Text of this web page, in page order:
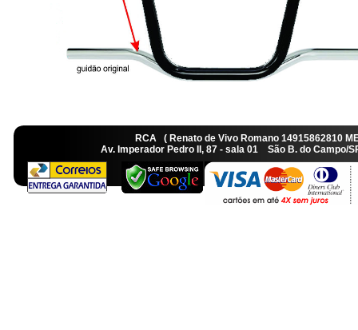
RCA ( Renato de Vivo Romano
Av. Imperador Pedro II, 87 - sala 01 São B. do